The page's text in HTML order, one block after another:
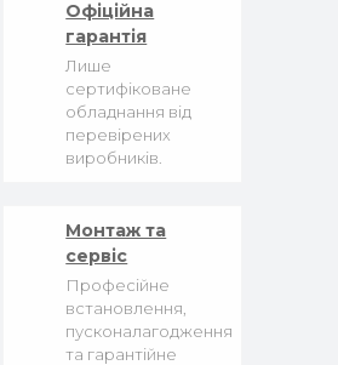
Офіційна
гарантія
Лише
сертифіковане
обладнання від
перевірених
виробників.
Монтаж та
сервіс
Професійне
встановлення,
пусконалагодження
та гарантійне